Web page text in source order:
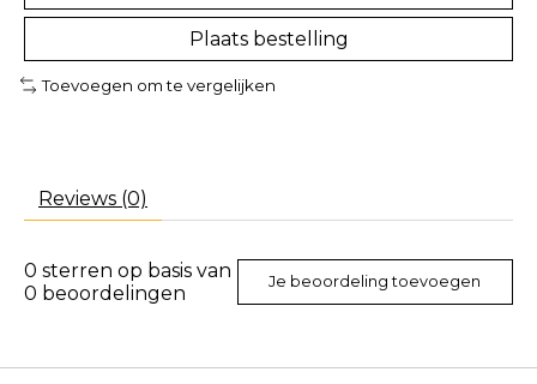
Plaats bestelling
Toevoegen om te vergelijken
Reviews (0)
0 sterren op basis van
0 beoordelingen Je beoordeling toevoegen